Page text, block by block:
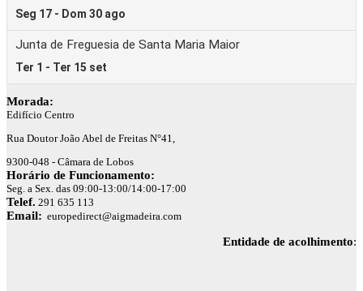
Morada:
Edifício Centro
Rua Doutor João Abel de Freitas N°41,
9300-048 - Câmara de Lobos
Horário de Funcionamento:
Seg. a Sex. das 09:00-13:00/14:00-17:00
Telef. 291 635 113
Email: europedirect@aigmadeira.com
Entidade de acolhimento: